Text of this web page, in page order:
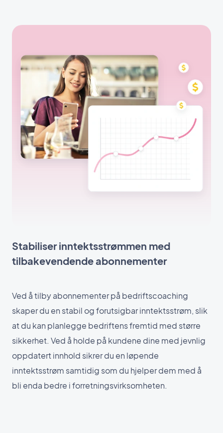
Stabiliser inntektsstrømmen med
tilbakevendende abonnementer
Ved å tilby abonnementer på bedriftscoaching
skaper du en stabil og forutsigbar inntektsstrøm, slik
at du kan planlegge bedriftens fremtid med større
sikkerhet. Ved å holde på kundene dine med jevnlig
oppdatert innhold sikrer du en løpende
inntektsstrøm samtidig som du hjelper dem med å
bli enda bedre i forretningsvirksomheten.